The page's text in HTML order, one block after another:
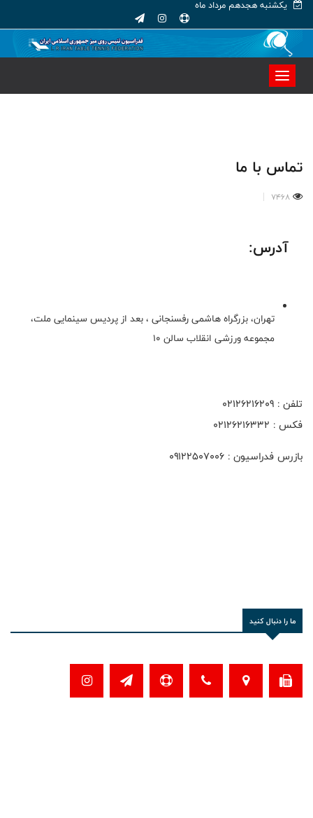
یکشنبه هجدهم مرداد ماه
تماس با ما
7468
آدرس:
تهران، بزرگراه هاشمی رفسنجانی ، بعد از پردیس سینمایی ملت،
مجموعه ورزشی انقلاب سالن 10
تلفن : 02126216209
فکس : 02126216332
بازرس فدراسیون : ۰۹۱۲۲۵۰۷۰۰۶
ما را دنبال کنید